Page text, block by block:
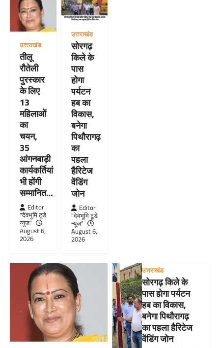
उत्तराखंड
तीलू
रौतेली
पुरस्कार
के लिए
13
महिलाओं
का
चयन,
35
आंगनबाड़ी
कार्यकर्तियां
भी होंगी
सम्मानित…
Editor
"देवभूमि टूडे
न्यूज"
August 6,
2026
उत्तराखंड
सोरगढ़
किले के
पास
होगा
पर्यटन
हब का
विकास,
बनेगा
पिथौरागढ़
का
पहला
हैरिटेज
वेंडिंग
जोन
Editor
"देवभूमि टूडे
न्यूज"
August 6,
2026
उत्तराखंड
सोरगढ़ किले के
पास होगा पर्यटन
हब का विकास,
बनेगा पिथौरागढ़
का पहला हैरिटेज
वेंडिंग जोन